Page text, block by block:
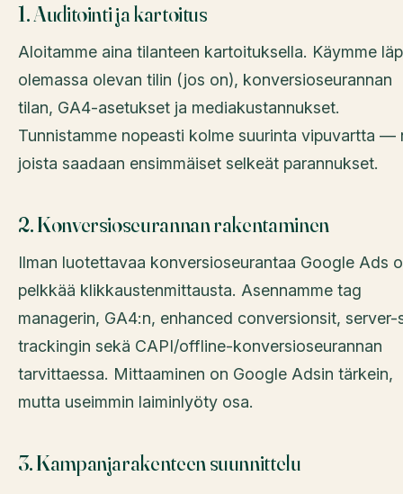
1. Auditointi ja kartoitus
Aloitamme aina tilanteen kartoituksella. Käymme
olemassa olevan tilin (jos on), konversioseurannan
tilan, GA4-asetukset ja mediakustannukset.
Tunnistamme nopeasti kolme suurinta vipuvartta —
joista saadaan ensimmäiset selkeät parannukset.
2. Konversioseurannan rakentaminen
Ilman luotettavaa konversioseurantaa Google Ads
pelkkää klikkaustenmittausta. Asennamme tag
managerin, GA4:n, enhanced conversionsit, server-
trackingin sekä CAPI/offline-konversioseurannan
tarvittaessa. Mittaaminen on Google Adsin tärkein,
mutta useimmin laiminlyöty osa.
3. Kampanjarakenteen suunnittelu